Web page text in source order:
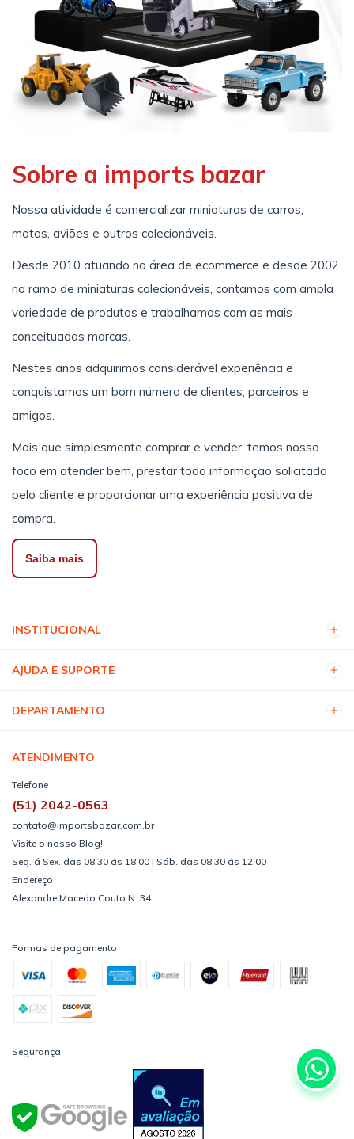
Sobre a imports bazar
Nossa atividade é comercializar miniaturas de carros,
motos, aviões e outros colecionáveis.
Desde 2010 atuando na área de ecommerce e desde 2002
no ramo de miniaturas colecionáveis, contamos com ampla
variedade de produtos e trabalhamos com as mais
conceituadas marcas.
Nestes anos adquirimos considerável experiência e
conquistamos um bom número de clientes, parceiros e
amigos.
Mais que simplesmente comprar e vender, temos nosso
foco em atender bem, prestar toda informação solicitada
pelo cliente e proporcionar uma experiência positiva de
compra.
Saiba mais
INSTITUCIONAL
AJUDA E SUPORTE
DEPARTAMENTO
ATENDIMENTO
Telefone
(51) 2042-0563
contato@importsbazar.com.br
Visite o nosso Blog!
Seg. á Sex. das 08:30 ás 18:00 | Sáb. das 08:30 ás 12:00
Endereço
Alexandre Macedo Couto N: 34
Formas de pagamento
Segurança